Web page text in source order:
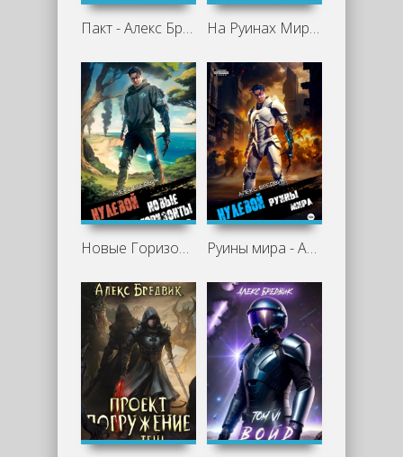
Пакт - Алекс Бредвик На Руинах Мира - Алекс Бредвик
Новые Горизонты - Алекс Бредвик Руины мира - Алекс Бредвик